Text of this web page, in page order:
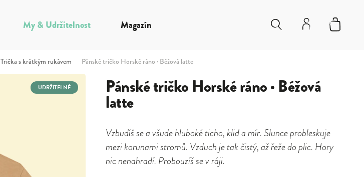
My & Udržitelnost Magazín
Trička s krátkým rukávem Pánské tričko Horské ráno · Béžová latte
UDRŽITELNÉ Pánské tričko Horské ráno · Béžová
latte
Vzbudíš se a všude hluboké ticho, klid a mír. Slunce probleskuje
mezi korunami stromů. Vzduch je tak čistý, až řeže do plic. Hory
nic nenahradí. Probouzíš se v ráji.